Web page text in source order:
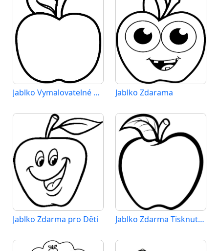
Jablko Vymalovatelné pro Děti Jablko Zdarama
Jablko Zdarma pro Děti Jablko Zdarma Tisknutelné